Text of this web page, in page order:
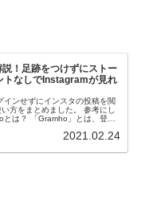
！足跡をつけずにストー
トなしでInstagramが見れ
インせずにインスタの投稿を閲
方をまとめました。 参考にし
は？ 「Gramho」とは、登録
2021.02.24